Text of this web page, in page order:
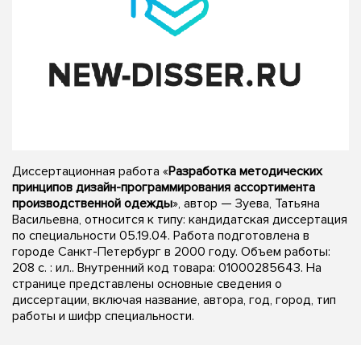
Диссертационная работа «Разработка методических
принципов дизайн-программирования ассортимента
производственной одежды», автор — Зуева, Татьяна
Васильевна, относится к типу: кандидатская диссертация
по специальности 05.19.04. Работа подготовлена в
городе Санкт-Петербург в 2000 году. Объем работы:
208 с. : ил.. Внутренний код товара: 01000285643. На
странице представлены основные сведения о
диссертации, включая название, автора, год, город, тип
работы и шифр специальности.